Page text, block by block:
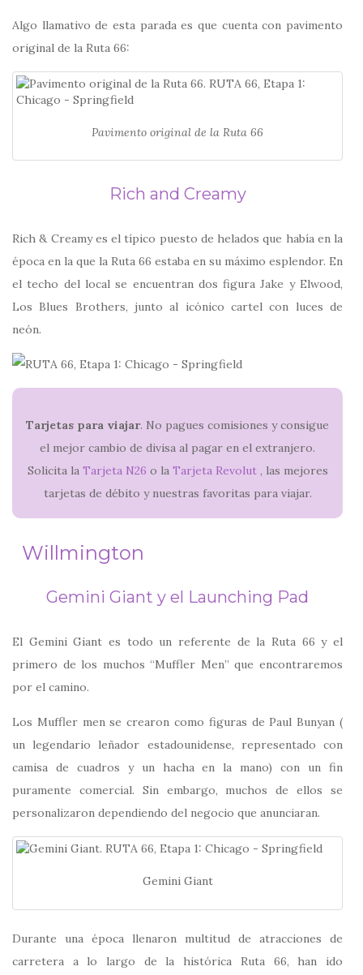
Algo llamativo de esta parada es que cuenta con pavimento
original de la Ruta 66:
Pavimento original de la Ruta 66
Rich and Creamy
Rich & Creamy es el típico puesto de helados que había en la
época en la que la Ruta 66 estaba en su máximo esplendor. En
el techo del local se encuentran dos figura Jake y Elwood,
Los Blues Brothers, junto al icónico cartel con luces de
neón.
Tarjetas para viajar. No pagues comisiones y consigue
el mejor cambio de divisa al pagar en el extranjero.
Solicita la Tarjeta N26 o la Tarjeta Revolut, las mejores
tarjetas de débito y nuestras favoritas para viajar.
Willmington
Gemini Giant y el Launching Pad
El Gemini Giant es todo un referente de la Ruta 66 y el
primero de los muchos “Muffler Men” que encontraremos
por el camino.
Los Muffler men se crearon como figuras de Paul Bunyan (
un legendario leñador estadounidense, representado con
camisa de cuadros y un hacha en la mano) con un fin
puramente comercial. Sin embargo, muchos de ellos se
personalizaron dependiendo del negocio que anunciaran.
Gemini Giant
Durante una época llenaron multitud de atracciones de
carretera a lo largo de la histórica Ruta 66, han ido